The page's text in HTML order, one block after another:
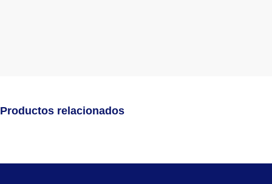
Productos relacionados